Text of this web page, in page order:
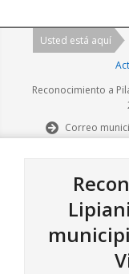
Navigation
Usted está aquí
Reconocimiento a
Correo